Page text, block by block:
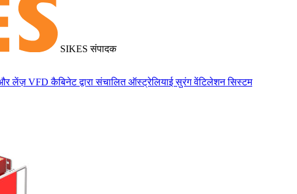
SIKES संपादक
लेंज़ VFD कैबिनेट द्वारा संचालित ऑस्ट्रेलियाई सुरंग वेंटिलेशन सिस्टम